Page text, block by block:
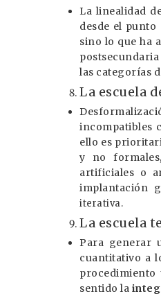
La linealidad
desde el
sino lo que ha
las categorías
La escuela
incompatibles
ello es
y no
artificiales o
implantación
iterativa.
La escuela
Para generar
cuantitativo a
sentido la